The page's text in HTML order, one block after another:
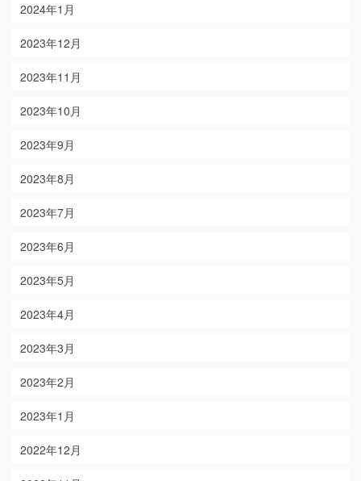
2024年1月
2023年12月
2023年11月
2023年10月
2023年9月
2023年8月
2023年7月
2023年6月
2023年5月
2023年4月
2023年3月
2023年2月
2023年1月
2022年12月